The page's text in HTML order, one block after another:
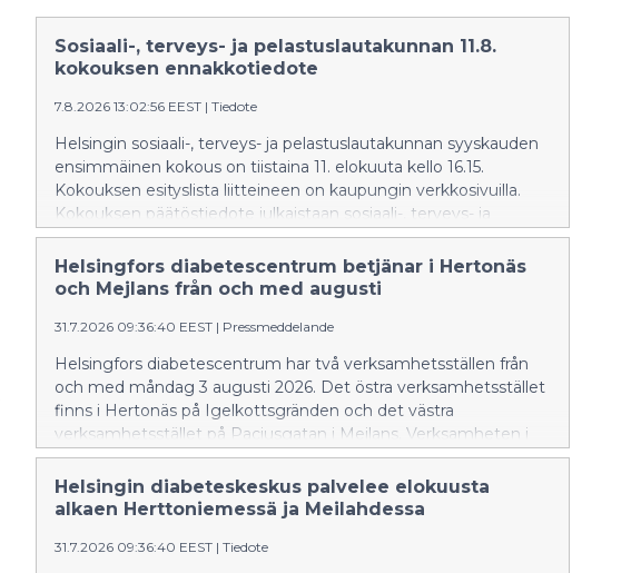
Sosiaali-, terveys- ja pelastuslautakunnan 11.8.
kokouksen ennakkotiedote
7.8.2026 13:02:56 EEST | Tiedote
Helsingin sosiaali-, terveys- ja pelastuslautakunnan syyskauden
ensimmäinen kokous on tiistaina 11. elokuuta kello 16.15.
Kokouksen esityslista liitteineen on kaupungin verkkosivuilla.
Kokouksen päätöstiedote julkaistaan sosiaali-, terveys- ja
pelastuslautakunnan verkkosivuilla kokouksen jälkeen
Lautakunnan syyskauden kokousajat
Helsingfors diabetescentrum betjänar i Hertonäs
och Mejlans från och med augusti
31.7.2026 09:36:40 EEST | Pressmeddelande
Helsingfors diabetescentrum har två verksamhetsställen från
och med måndag 3 augusti 2026. Det östra verksamhetsstället
finns i Hertonäs på Igelkottsgränden och det västra
verksamhetsstället på Paciusgatan i Mejlans. Verksamheten i
Fiskehamnen och Nordsjö har upphört.
Helsingin diabeteskeskus palvelee elokuusta
alkaen Herttoniemessä ja Meilahdessa
31.7.2026 09:36:40 EEST | Tiedote